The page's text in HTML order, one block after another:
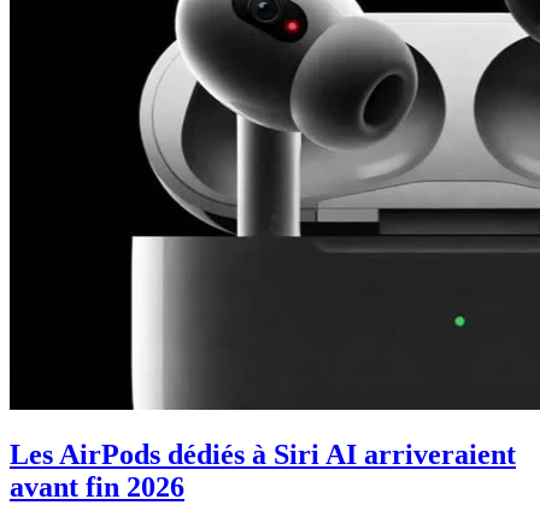
Les AirPods dédiés à Siri AI arriveraient
avant fin 2026